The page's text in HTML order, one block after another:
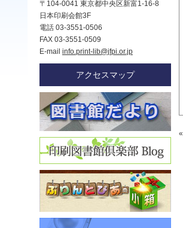
〒104-0041 東京都中央区新富1-16-8
日本印刷会館3F
電話 03-3551-0506
FAX 03-3551-0509
E-mail info.print-lib@jfpi.or.jp
アクセスマップ
«